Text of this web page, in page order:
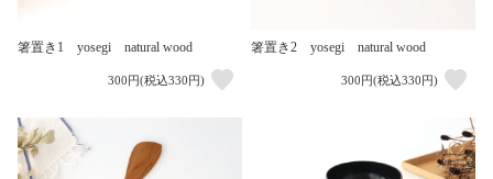
箸置き1 yosegi natural wood
300円(税込330円)
箸置き2 yosegi natural wood
300円(税込330円)